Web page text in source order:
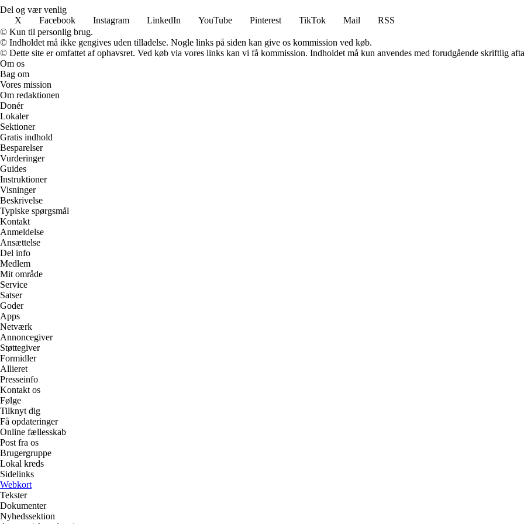
Del og vær venlig
X
Facebook Instagram LinkedIn YouTube Pinterest TikTok Mail
RSS
© Kun til personlig brug.
© Indholdet må ikke gengives uden tilladelse. Nogle links på siden kan give os kommission ved køb.
© Dette site er omfattet af ophavsret. Ved køb via vores links kan vi få kommission. Indholdet må kun anvendes med forudgående skriftlig
Om os
Bag om
Vores mission
Om redaktionen
Donér
Lokaler
Sektioner
Gratis indhold
Besparelser
Vurderinger
Guides
Instruktioner
Visninger
Beskrivelse
Typiske spørgsmål
Kontakt
Anmeldelse
Ansættelse
Del info
Medlem
Mit område
Service
Satser
Goder
Apps
Netværk
Annoncegiver
Støttegiver
Formidler
Allieret
Presseinfo
Kontakt os
Følge
Tilknyt dig
Få opdateringer
Online fællesskab
Post fra os
Brugergruppe
Lokal kreds
Sidelinks
Webkort
Tekster
Dokumenter
Nyhedssektion